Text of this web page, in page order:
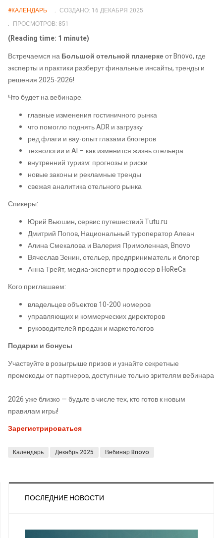
#КАЛЕНДАРЬ
СОЗДАНО: 16 ДЕКАБРЯ 2025
ПРОСМОТРОВ: 851
(Reading time: 1 minute)
Встречаемся наБольшой отельной планеркеот Bnovo, где
эксперты и практики разберут финальные инсайты, тренды и
решения 2025-2026!
Что будет на вебинаре:
главные изменения гостиничного рынка
что помогло поднять ADR и загрузку
ред флаги и вау-опыт глазами блогеров
технологии и AI – как изменится жизнь отельера
внутренний туризм: прогнозы и риски
новые законы и рекламные тренды
свежая аналитика отельного рынка
Спикеры:
Юрий Вьюшин, сервис путешествий Tutu.ru
Дмитрий Попов, Национальный туроператор Алеан
Алина Смекалова и Валерия Примоленная, Bnovo
Вячеслав Зенин, отельер, предприниматель и блогер
Анна Трейт, медиа-эксперт и продюсер в HoReCa
Кого приглашаем:
владельцев объектов 10-200 номеров
управляющих и коммерческих директоров
руководителей продаж и маркетологов
Подарки и бонусы
Участвуйте в розыгрыше призов и узнайте секретные
промокоды от партнеров, доступные только зрителям вебинара
2026 уже близко — будьте в числе тех, кто готов к новым
правилам игры!
Зарегистрироваться
Календарь Декабрь 2025 Вебинар Bnovo
ПОСЛЕДНИЕ НОВОСТИ